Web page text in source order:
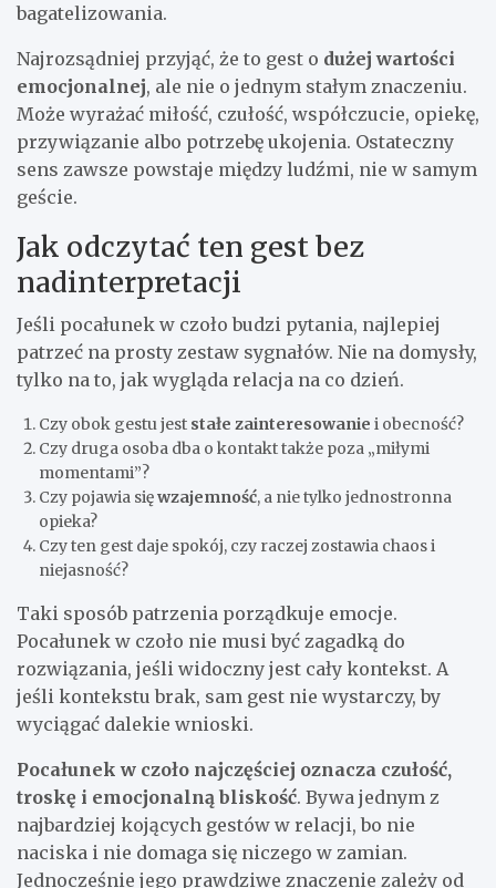
bagatelizowania.
Najrozsądniej przyjąć, że to gest o dużej wartości
emocjonalnej, ale nie o jednym stałym znaczeniu.
Może wyrażać miłość, czułość, współczucie, opiekę,
przywiązanie albo potrzebę ukojenia. Ostateczny
sens zawsze powstaje między ludźmi, nie w samym
geście.
Jak odczytać ten gest bez
nadinterpretacji
Jeśli pocałunek w czoło budzi pytania, najlepiej
patrzeć na prosty zestaw sygnałów. Nie na domysły,
tylko na to, jak wygląda relacja na co dzień.
Czy obok gestu jest stałe zainteresowanie i obecność?
Czy druga osoba dba o kontakt także poza „miłymi
momentami”?
Czy pojawia sięwzajemność, a nie tylko jednostronna
opieka?
Czy ten gest daje spokój, czy raczej zostawia chaos i
niejasność?
Taki sposób patrzenia porządkuje emocje.
Pocałunek w czoło nie musi być zagadką do
rozwiązania, jeśli widoczny jest cały kontekst. A
jeśli kontekstu brak, sam gest nie wystarczy, by
wyciągać dalekie wnioski.
Pocałunek w czoło najczęściej oznacza czułość,
troskę i emocjonalną bliskość. Bywa jednym z
najbardziej kojących gestów w relacji, bo nie
naciska i nie domaga się niczego w zamian.
Jednocześnie jego prawdziwe znaczenie zależy od